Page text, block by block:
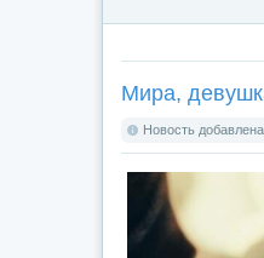
Мира,
Новость